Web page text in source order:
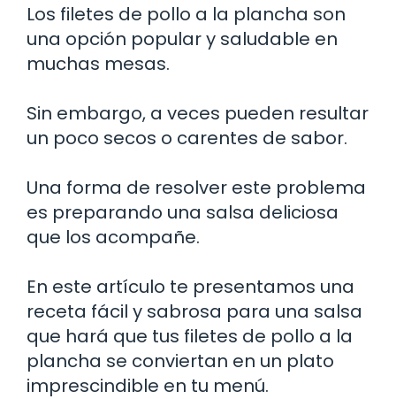
Los filetes de pollo a la plancha son
una opción popular y saludable en
muchas mesas.
Sin embargo, a veces pueden resultar
un poco secos o carentes de sabor.
Una forma de resolver este problema
es preparando una salsa deliciosa
que los acompañe.
En este artículo te presentamos una
receta fácil y sabrosa para una salsa
que hará que tus filetes de pollo a la
plancha se conviertan en un plato
imprescindible en tu menú.